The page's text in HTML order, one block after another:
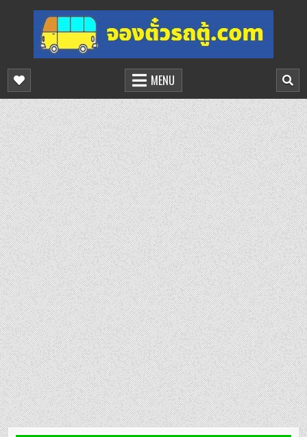
content
จองตั๋วรถตู้ออนไลน์
บริการจองตั๋วรถตู้ออนไลน์
MENU